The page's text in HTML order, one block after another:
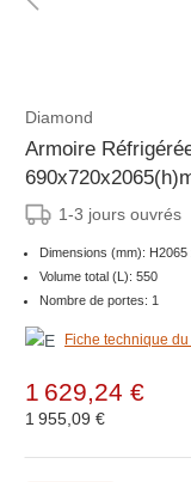
Diamond
Armoire
1-3 jours ouvrés
Dimensions (mm):
Volume total (L): 550
Nombre de portes: 1
Fiche technique
1 629,24 €
1 955,09 €